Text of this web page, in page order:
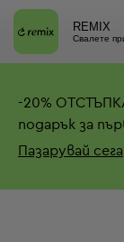
REMIX
Свалете
-20%
подарък за
Пазарувай сега